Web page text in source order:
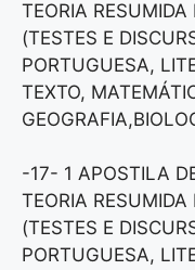
TEORIA RESUMIDA
(TESTES E
PORTUGUESA,
TEXTO,
-17- 1 APOSTILA
TEORIA RESUMIDA
(TESTES E
PORTUGUESA,